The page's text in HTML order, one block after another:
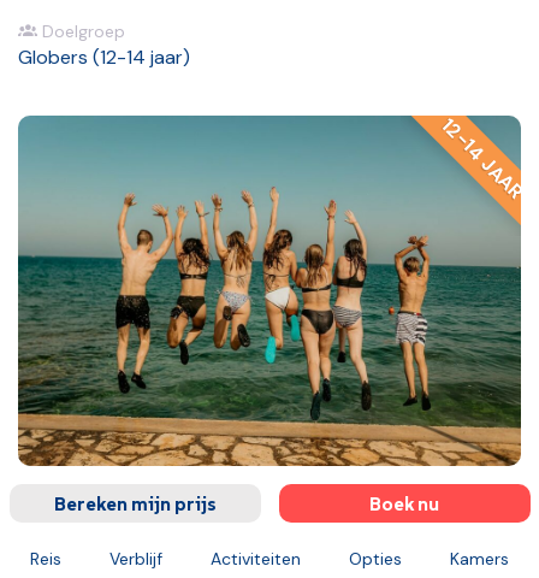
Doelgroep
Globers (12-14 jaar)
12-14 JAAR
Reis Verblijf Activiteiten Opties Kamers
Bereken mijn prijs Boek nu